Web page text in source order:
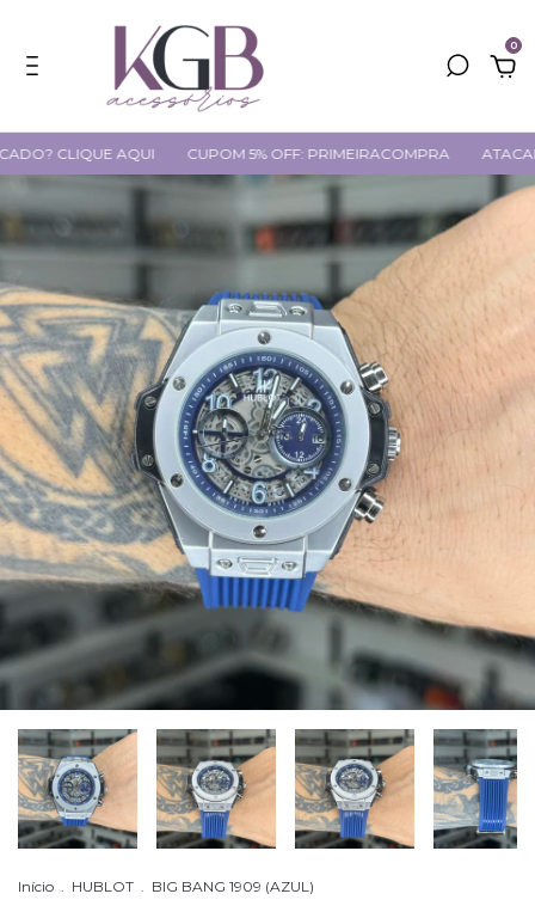
0
AQUI CUPOM 5% OFF: PRIMEIRACOMPRA ATACADO?
Início . HUBLOT . BIG BANG 1909 (AZUL)